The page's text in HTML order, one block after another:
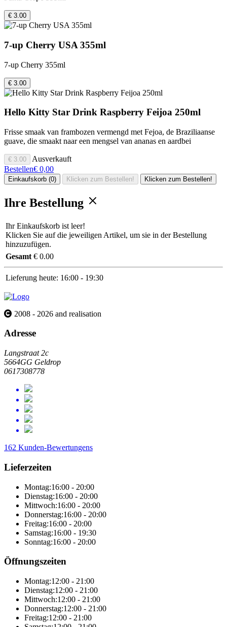
€ 3.00
7-up Cherry USA 355ml
7-up Cherry 355ml
€ 3.00
Hello Kitty Star Drink Raspberry Feijoa 250ml
Frisse smaak van frambozen vermengd met Fejoa, de Braziliaanse
guave, die smaakt naar een mengsel van ananas en aardbei
€ 3.00
Ausverkauft
Bestellen€ 0,00
Einkaufskorb (0) Klicken zum Bestellen! Klicken zum Bestellen!
Ihre Bestellung
Ihr Einkaufskorb ist leer!
Klicken Sie auf die jeweiligen Artikel, um sie in der Bestellung
hinzuzufügen.
Gesamt € 0.00
Lieferung heute: 16:00 - 19:30
2008 - 2026 and realisation
Adresse
Langstraat 2c
5664GG Geldrop
0617308778
162 Kunden-Bewertungens
Lieferzeiten
Montag:16:00 - 20:00
Dienstag:16:00 - 20:00
Mittwoch:16:00 - 20:00
Donnerstag:16:00 - 20:00
Freitag:16:00 - 20:00
Samstag:16:00 - 19:30
Sonntag:16:00 - 20:00
Öffnungszeiten
Montag:12:00 - 21:00
Dienstag:12:00 - 21:00
Mittwoch:12:00 - 21:00
Donnerstag:12:00 - 21:00
Freitag:12:00 - 21:00